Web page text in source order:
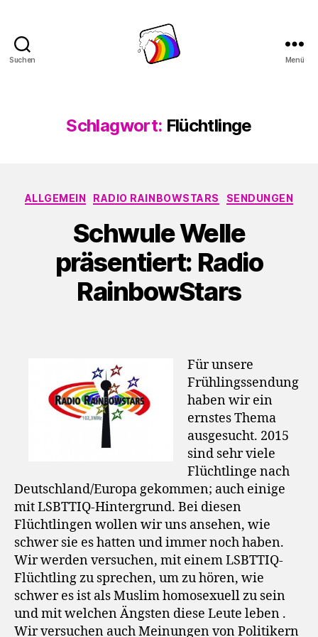
Suchen Menü
Schlagwort: Flüchtlinge
Kategorien
ALLGEMEIN RADIO RAINBOWSTARS SENDUNGEN
Schwule Welle
präsentiert: Radio
RainbowStars
Für unsere
Frühlingssendung
haben wir ein
ernstes Thema
ausgesucht. 2015
sind sehr viele
Flüchtlinge nach
Deutschland/Europa gekommen; auch einige
mit LSBTTIQ-Hintergrund. Bei diesen
Flüchtlingen wollen wir uns ansehen, wie
schwer sie es hatten und immer noch haben.
Wir werden versuchen, mit einem LSBTTIQ-
Flüchtling zu sprechen, um zu hören, wie
schwer es ist als Muslim homosexuell zu sein
und mit welchen Ängsten diese Leute leben .
Wir versuchen auch Meinungen von Politikern